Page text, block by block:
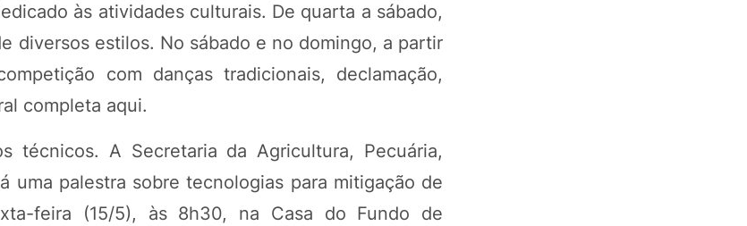
às atividades culturais. De quarta a sábado,
diversos estilos. No sábado e no domingo, a partir
com danças tradicionais, declamação,
completa aqui.
técnicos. A Secretaria da Agricultura, Pecuária,
uma palestra sobre tecnologias para mitigação de
feira (15/5), às 8h30, na Casa do Fundo de